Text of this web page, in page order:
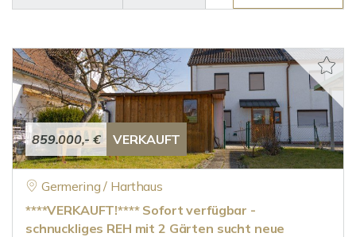
859.000,- € VERKAUFT
Germering / Harthaus
****VERKAUFT!**** Sofort verfügbar -
schnuckliges REH mit 2 Gärten sucht neue